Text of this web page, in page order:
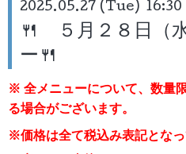
2025.05.27 (Tue) 16:30
🍴 ５月２８日（
ー🍴
※ 全メニューについて、数量限
る場合がございます。
※価格は全て税込み表記となっ